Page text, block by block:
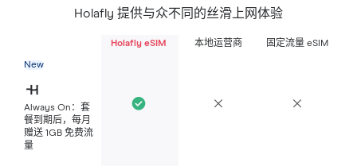
Holafly 提供与众不同的丝滑上网体验
Holafly eSIM 本地运营商 固定流量 eSIM
New
Always On：套
餐到期后，每月
赠送 1GB 免费流
量